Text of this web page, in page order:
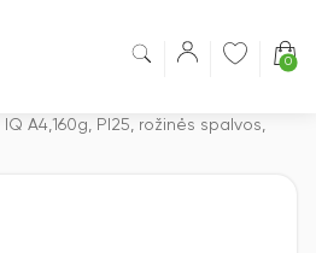
0
A4,160g, PI25, rožinės spalvos,